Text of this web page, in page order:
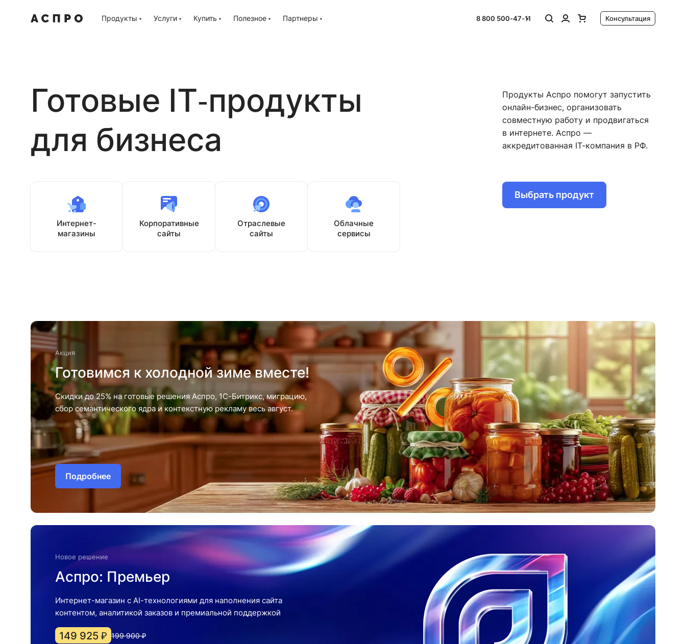
Продукты Услуги Купить Полезное Партнеры 8 800 500-47-11 Консультация
Готовые IT‑продукты
для бизнеса
Продукты Аспро помогут запустить
онлайн-бизнес, организовать
совместную работу и продвигаться
в интернете. Аспро —
аккредитованная IT-компания в РФ.
Интернет-
магазины
Корпоративные
сайты
Отраслевые
сайты
Облачные
сервисы
Выбрать продукт
Акция
Готовимся к холодной зиме вместе!
Скидки до 25% на готовые решения Аспро, 1С-Битрикс, миграцию,
сбор семантического ядра и контекстную рекламу весь август.
Подробнее
Новое решение
Аспро: Премьер
Интернет-магазин с AI-технологиями для наполнения сайта
контентом, аналитикой заказов и премиальной поддержкой
149 925 ₽ 199 900 ₽